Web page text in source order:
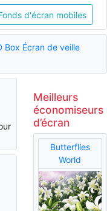
d'écran mobiles
Box Écran de veille
Meilleurs
économiseurs
d’écran
Butterflies
World